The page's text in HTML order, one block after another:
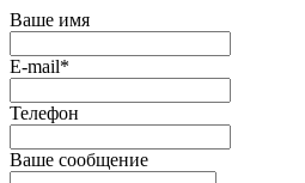
Ваше имя
E-mail*
Телефон
Ваше сообщение